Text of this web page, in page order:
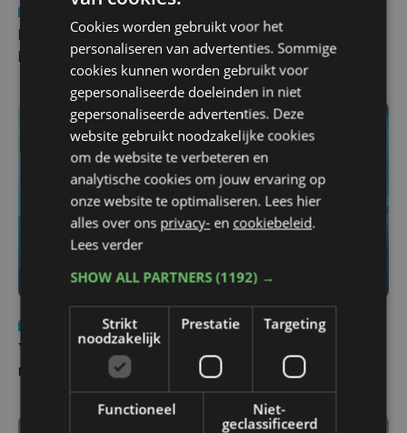
Man en vrouw dood aangetroffen in woning in Sint-
Pieters Brugge
do 6 augustus | 21:30
Yaro (19), slachtoffer van vechtpartij, is na
maandenlange coma overleden
Cookies worden gebruikt voor het
personaliseren van advertenties. Sommige
cookies kunnen worden gebruikt voor
gepersonaliseerde doeleinden in niet
gepersonaliseerde advertenties. Deze
website gebruikt noodzakelijke cookies
om de website te verbeteren en
analytische cookies om jouw ervaring op
onze website te optimaliseren. Lees hier
alles over ons privacy- en cookiebeleid.
Lees verder
SHOW ALL PARTNERS(1192) →
Strikt
noodzakelijk
Prestatie Targeting
Functioneel
Niet-
geclassificeerd